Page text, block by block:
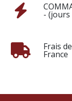
- (jours
Frais
France